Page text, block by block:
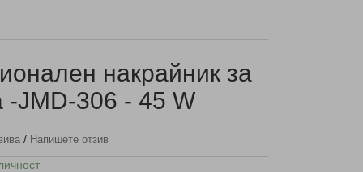
накрайник за
-JMD-306 - 45 W
/ Напишете отзив